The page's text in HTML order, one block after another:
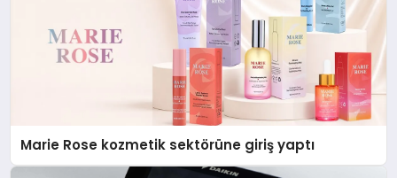
Marie Rose kozmetik sektörüne giriş yaptı